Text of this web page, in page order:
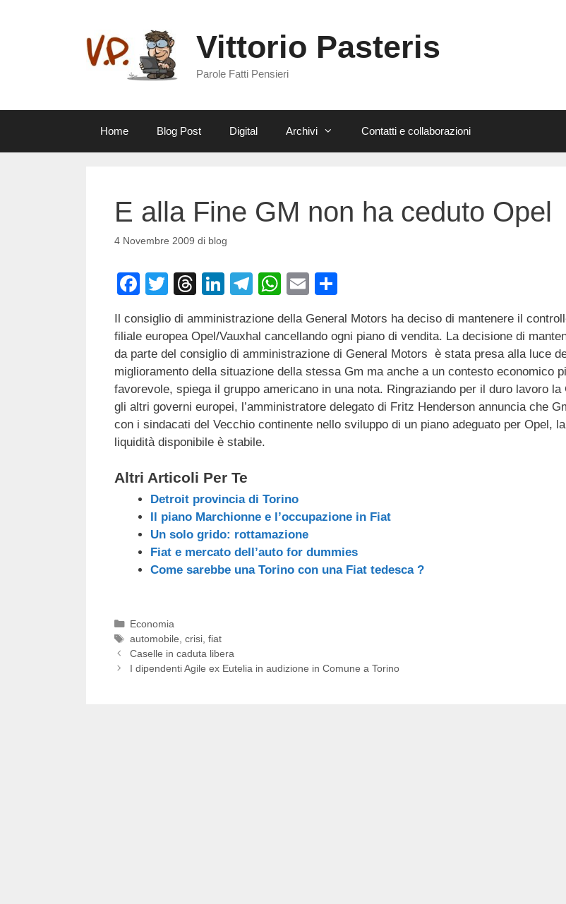
Vittorio Pasteris
Parole Fatti Pensieri
Home Blog Post Digital Archivi Contatti e collaborazioni
E alla Fine GM non ha ceduto Opel
4 Novembre 2009 di blog
F
c
e
b
o
o
k
T
tt
er
T
e
a
d
s
Li
k
e
dI
n
T
e
gr
a
m
W
at
s
A
p
p
E
ail n
di
vi
di
Il consiglio di amministrazione della General Motors ha deciso di mantenere il
filiale europea Opel/Vauxhal cancellando ogni piano di vendita. La decisione di
da parte del consiglio di amministrazione di General Motors è stata presa alla luce
miglioramento della situazione della stessa Gm ma anche a un contesto economico
favorevole, spiega il gruppo americano in una nota. Ringraziando per il duro lavoro la
gli altri governi europei, l’amministratore delegato di Fritz Henderson annuncia che
con i sindacati del Vecchio continente nello sviluppo di un piano adeguato per Opel,
liquidità disponibile è stabile.
Altri Articoli Per Te
Detroit provincia di Torino
Il piano Marchionne e l’occupazione in Fiat
Un solo grido: rottamazione
Fiat e mercato dell’auto for dummies
Come sarebbe una Torino con una Fiat tedesca ?
Categorie
Economia
Tag
automobile crisi, fiat
Caselle in caduta libera
I dipendenti Agile ex Eutelia in audizione in Comune a Torino